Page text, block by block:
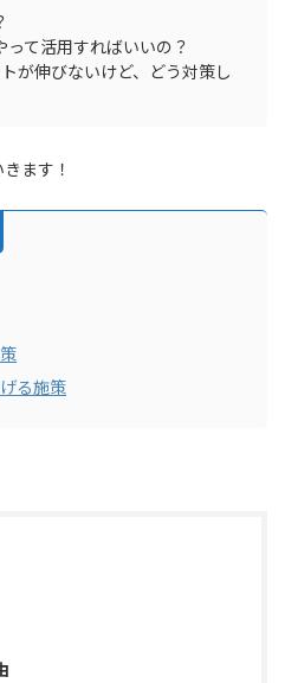
って活用すればいいの？
が伸びないけど、どう対策し
ます！
る施策